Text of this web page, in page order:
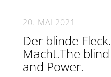
20. MAI 2021
Der blinde
Macht.The
and Power.